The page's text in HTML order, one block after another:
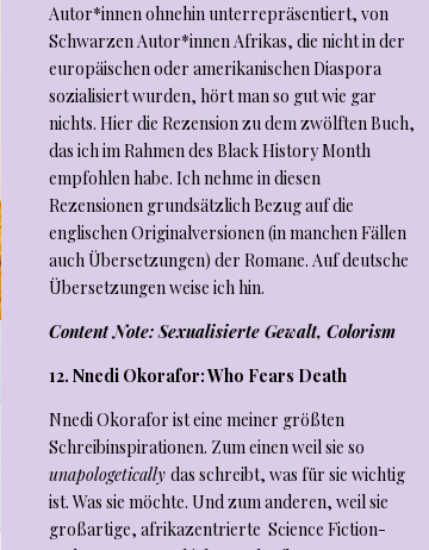
Autor*innen ohnehin unterrepräsentiert, von
Schwarzen Autor*innen Afrikas, die nicht in der
europäischen oder amerikanischen Diaspora
sozialisiert wurden, hört man so gut wie gar
nichts. Hier die Rezension zu dem zwölften Buch,
das ich im Rahmen des Black History Month
empfohlen habe. Ich nehme in diesen
Rezensionen grundsätzlich Bezug auf die
englischen Originalversionen (in manchen Fällen
auch Übersetzungen) der Romane. Auf deutsche
Übersetzungen weise ich hin.
Content Note:Sexualisierte Gewalt, Colorism
12. Nnedi Okorafor: Who Fears Death
Nnedi Okorafor ist eine meiner größten
Schreibinspirationen. Zum einen weil sie so
unapologetically das schreibt, was für sie wichtig
ist. Was sie möchte. Und zum anderen, weil sie
großartige, afrikazentrierte Science Fiction-